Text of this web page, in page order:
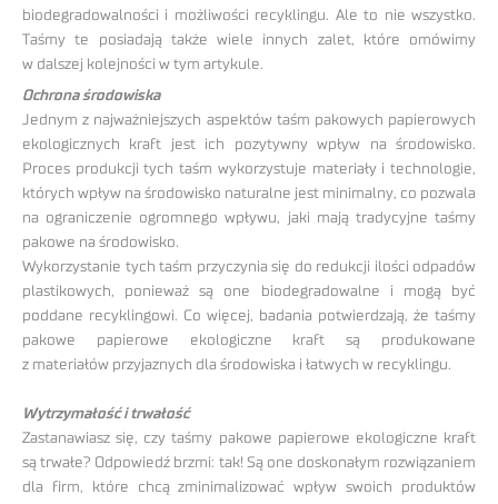
biodegradowalności i możliwości recyklingu. Ale to nie wszystko.
Taśmy te posiadają także wiele innych zalet, które omówimy
w dalszej kolejności w tym artykule.
Ochrona środowiska
Jednym z najważniejszych aspektów taśm pakowych papierowych
ekologicznych kraft jest ich pozytywny wpływ na środowisko.
Proces produkcji tych taśm wykorzystuje materiały i technologie,
których wpływ na środowisko naturalne jest minimalny, co pozwala
na ograniczenie ogromnego wpływu, jaki mają tradycyjne taśmy
pakowe na środowisko.
Wykorzystanie tych taśm przyczynia się do redukcji ilości odpadów
plastikowych, ponieważ są one biodegradowalne i mogą być
poddane recyklingowi. Co więcej, badania potwierdzają, że taśmy
pakowe papierowe ekologiczne kraft są produkowane
z materiałów przyjaznych dla środowiska i łatwych w recyklingu.
Wytrzymałość i trwałość
Zastanawiasz się, czy taśmy pakowe papierowe ekologiczne kraft
są trwałe? Odpowiedź brzmi: tak! Są one doskonałym rozwiązaniem
dla firm, które chcą zminimalizować wpływ swoich produktów